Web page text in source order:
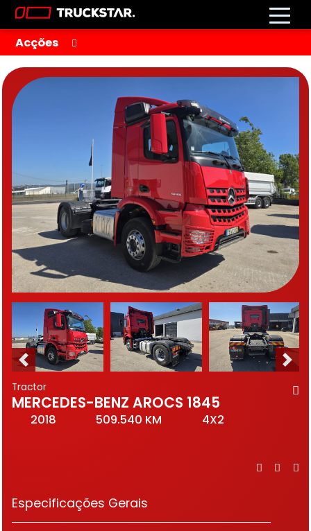
Acções
Tractor
MERCEDES-BENZ AROCS 1845
2018 509.540 KM 4X2
Especificações Gerais